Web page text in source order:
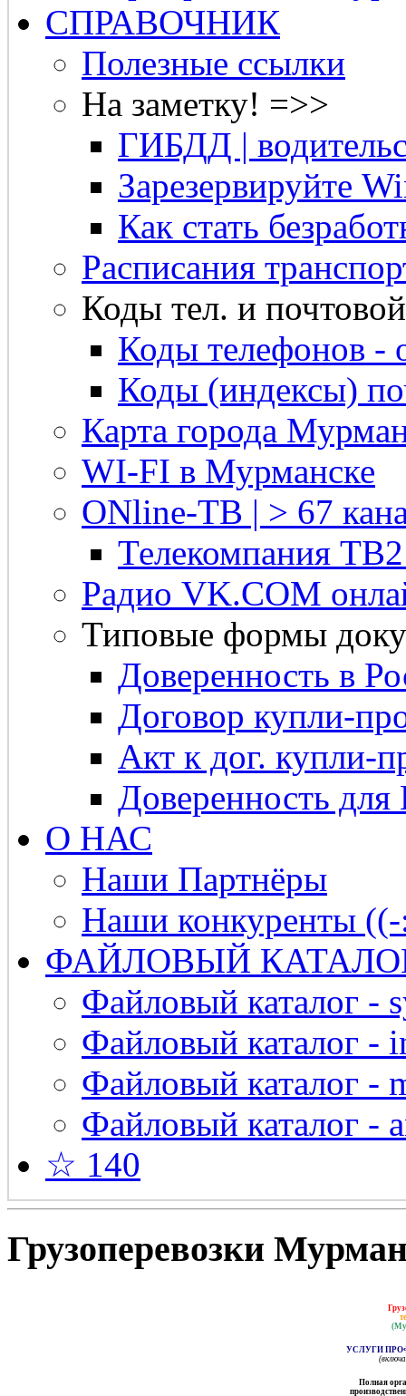
СПРАВОЧНИК
Полезные ссылки
На заметку! =>>
ГИБДД |
Зарезервируйте
Как стать
Расписания
Коды тел. и
Коды телефонов -
Коды (индексы)
Карта города
WI-FI в Мурманске
ONline-ТВ | > 67
Телекомпания
Радио VK.COM
Типовые формы
Доверенность в
Договор купли-
Акт к дог. купли-
Доверенность
О НАС
Наши Партнёры
Наши конкуренты
ФАЙЛОВЫЙ
Файловый каталог -
Файловый каталог -
Файловый каталог -
Файловый каталог -
☆ 140
Грузоперевозки
УСЛУГИ
Полная